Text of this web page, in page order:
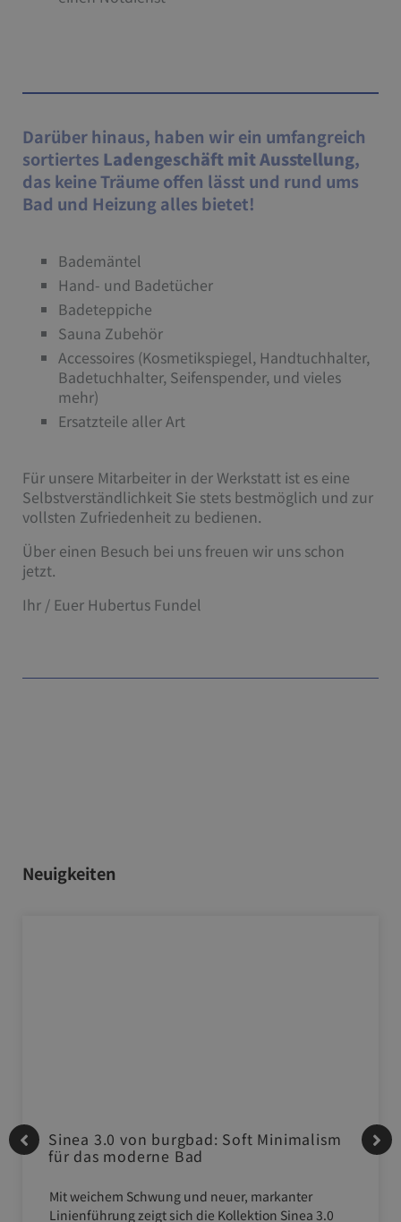
Darüber hinaus, haben wir ein umfangreich
sortiertes Ladengeschäft mit Ausstellung,
das keine Träume offen lässt und rund ums
Bad und Heizung alles bietet!
Bademäntel
Hand- und Badetücher
Badeteppiche
Sauna Zubehör
Accessoires (Kosmetikspiegel, Handtuchhalter,
Badetuchhalter, Seifenspender, und vieles
mehr)
Ersatzteile aller Art
Für unsere Mitarbeiter in der Werkstatt ist es eine
Selbstverständlichkeit Sie stets bestmöglich und zur
vollsten Zufriedenheit zu bedienen.
Über einen Besuch bei uns freuen wir uns schon
jetzt.
Ihr / Euer Hubertus Fundel
Neuigkeiten
Sinea 3.0 von burgbad: Soft Minimalism
für das moderne Bad
Mit weichem Schwung und neuer, markanter
Linienführung zeigt sich die Kollektion Sinea 3.0